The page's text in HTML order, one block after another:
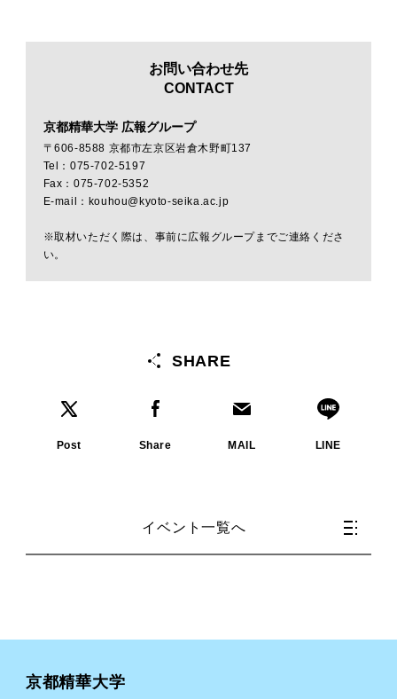
お問い合わせ先
CONTACT
京都精華大学 広報グループ
〒606-8588 京都市左京区岩倉木野町137
Tel：075-702-5197
Fax：075-702-5352
E-mail：kouhou@kyoto-seika.ac.jp
※取材いただく際は、事前に広報グループまでご連絡くださ
い。
SHARE
Post Share MAIL LINE
イベント一覧へ
京都精華大学